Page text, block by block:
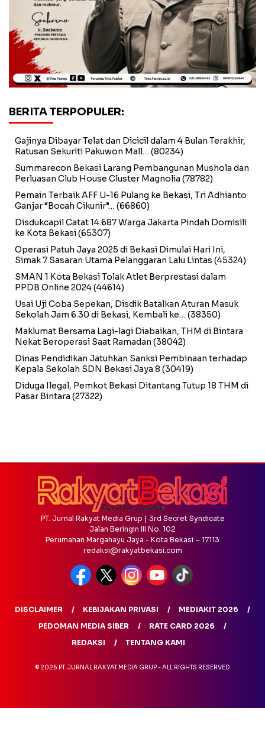
BERITA TERPOPULER:
Gajinya Dibayar Telat dan Dicicil dalam 4 Bulan Terakhir,
Ratusan Sekuriti Pakuwon Mall… (80234)
Summarecon Bekasi Larang Pembangunan Mushola dan
Perluasan Club House Cluster Magnolia (78782)
Pemain Terbaik AFF U-16 Pulang ke Bekasi, Tri Adhianto
Ganjar “Bocah Cikunir”… (66860)
Disdukcapil Catat 14.687 Warga Jakarta Pindah Domisili
ke Kota Bekasi(65307)
Operasi Patuh Jaya 2025 di Bekasi Dimulai Hari Ini,
Simak 7 Sasaran Utama Pelanggaran Lalu Lintas (45324)
SMAN 1 Kota Bekasi Tolak Atlet Berprestasi dalam
PPDB Online 2024(44614)
Usai Uji Coba Sepekan, Disdik Batalkan Aturan Masuk
Sekolah Jam 6.30 di Bekasi, Kembali ke… (38350)
Maklumat Bersama Lagi-lagi Diabaikan, THM di Bintara
Nekat Beroperasi Saat Ramadan (38042)
Dinas Pendidikan Jatuhkan Sanksi Pembinaan terhadap
Kepala Sekolah SDN Bekasi Jaya 8 (30419)
Diduga Ilegal, Pemkot Bekasi Ditantang Tutup 18 THM di
Pasar Bintara (27322)
PT. Jurnal Rakyat Media Grup | 3rd Secret Syndicate
Jalan Beringin III No. 102
Perumahan Margahayu Jaya - Kota Bekasi – 17113
redaksi@rakyatbekasi.com
DISCLAIMER KEBIJAKAN PRIVASI
MEDIAKIT 2026
PEDOMAN MEDIA SIBER
RATE CARD 2026
REDAKSI
TENTANG KAMI
© 2026 PT. JURNAL RAKYAT MEDIA GRUP - ALL RIGHTS RESERVED